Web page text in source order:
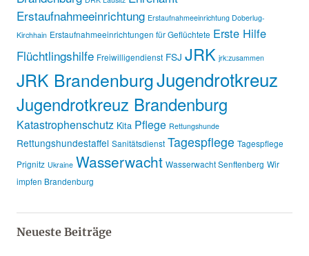
Erstaufnahmeeinrichtung Erstaufnahmeeinrichtung Doberlug-
Kirchhain Erstaufnahmeeinrichtungen für Geflüchtete Erste Hilfe
Flüchtlingshilfe Freiwilligendienst FSJ JRK jrk:zusammen
JRK BrandenburgJugendrotkreuz
Jugendrotkreuz Brandenburg
Katastrophenschutz Kita Pflege Rettungshunde
Rettungshundestaffel Sanitätsdienst Tagespflege Tagespflege
Prignitz Ukraine Wasserwacht Wasserwacht Senftenberg Wir
impfen Brandenburg
Neueste Beiträge